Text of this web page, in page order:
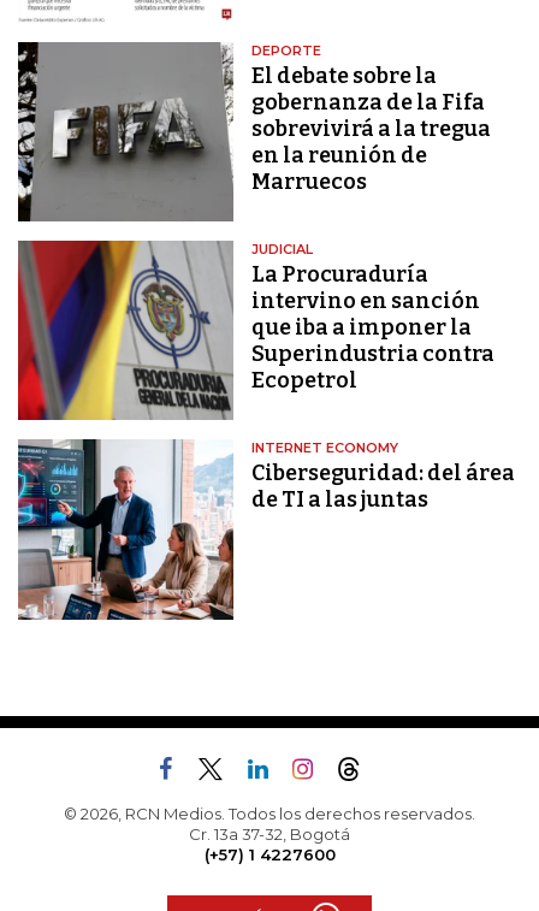
DEPORTE
El debate sobre la
gobernanza de la Fifa
sobrevivirá a la tregua
en la reunión de
Marruecos
JUDICIAL
La Procuraduría
intervino en sanción
que iba a imponer la
Superindustria contra
Ecopetrol
INTERNET ECONOMY
Ciberseguridad: del área
de TI a las juntas
© 2026, RCN Medios. Todos los derechos reservados.
Cr. 13a 37-32, Bogotá
(+57) 1 4227600